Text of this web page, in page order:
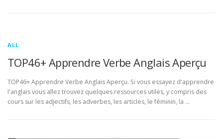
ALL
TOP46+ Apprendre Verbe Anglais Aperçu
TOP46+ Apprendre Verbe Anglais Aperçu. Si vous essayez d'apprendre
l'anglais vous allez trouvez quelques ressources utiles, y compris des
cours sur les adjectifs, les adverbes, les articles, le féminin, la …